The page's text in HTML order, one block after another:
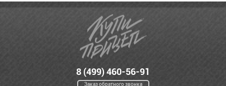
8 (499) 460-56-91
Заказ обратного звонка